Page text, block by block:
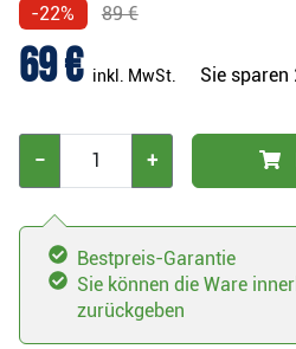
-22% 89 €
69 € inkl. MwSt. Sie sparen
− +
Bestpreis-Garantie
Sie können die Ware
zurückgeben